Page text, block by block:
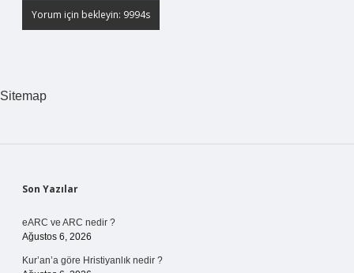
Sitemap
Sidebar
Son Yazılar
eARC ve ARC nedir ?
Ağustos 6, 2026
Kur’an’a göre Hristiyanlık nedir ?